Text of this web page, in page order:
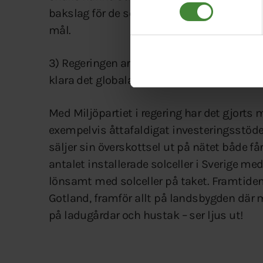
bakslag för de som investerar i solel-
mål.
3) Regeringen arbetar för att påverka EU
klara det globala klimatavtalet som
Med Miljöpartiet i regering har det gjorts
exempelvis åttafaldigat
säljer sin överskottsel ut på nätet både
antalet installerade solceller i Sverige
lönsamt med solceller på taket.
Gotland, framför allt på landsbygden där
på ladugårdar och hustak – ser ljus ut!